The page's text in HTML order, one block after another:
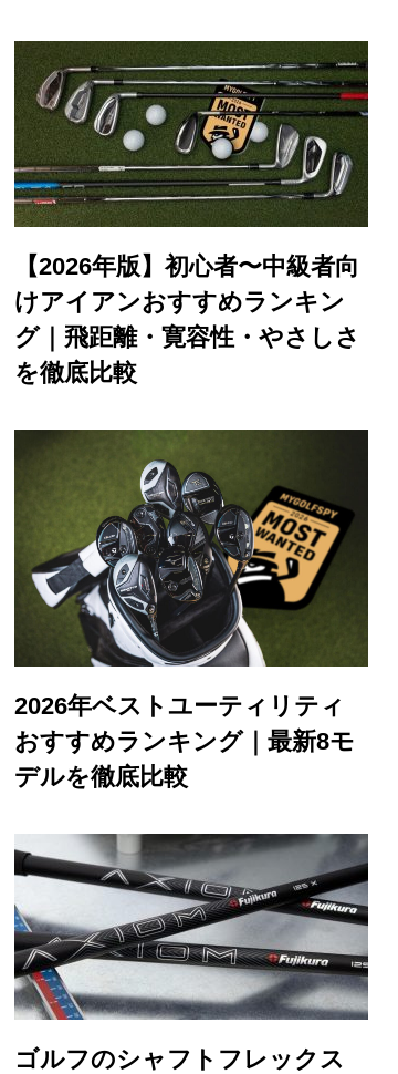
【2026年版】初心者〜中級者向
けアイアンおすすめランキン
グ｜飛距離・寛容性・やさしさ
を徹底比較
2026年ベストユーティリティ
おすすめランキング｜最新8モ
デルを徹底比較
ゴルフのシャフトフレックス